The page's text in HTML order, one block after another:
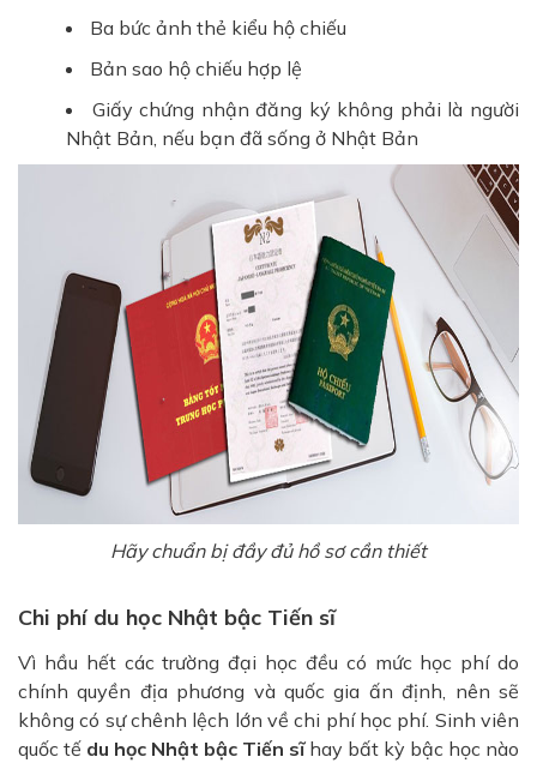
Ba bức ảnh thẻ kiểu hộ chiếu
Bản sao hộ chiếu hợp lệ
Giấy chứng nhận đăng ký không phải là người
Nhật Bản, nếu bạn đã sống ở Nhật Bản
Hãy chuẩn bị đầy đủ hồ sơ cần thiết
Chi phí du học Nhật bậc Tiến sĩ
Vì hầu hết các trường đại học đều có mức học phí do
chính quyền địa phương và quốc gia ấn định, nên sẽ
không có sự chênh lệch lớn về chi phí học phí. Sinh viên
quốc tế du học Nhật bậc Tiến sĩhay bất kỳ bậc học nào